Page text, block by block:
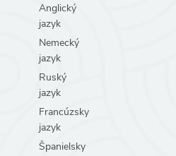
Anglický
jazyk
Nemecký
jazyk
Ruský
jazyk
Francúzsky
jazyk
Španielsky